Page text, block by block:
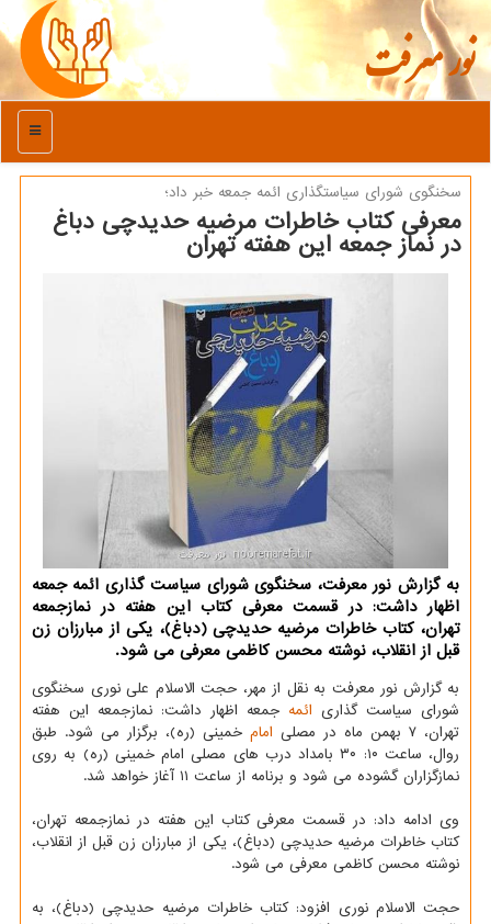
نور معرفت
منو
سخنگوی شورای سیاستگذاری ائمه جمعه خبر داد؛
معرفی کتاب خاطرات مرضیه حدیدچی دباغ
در نماز جمعه این هفته تهران
به گزارش نور معرفت، سخنگوی شورای سیاست گذاری ائمه جمعه
اظهار داشت: در قسمت معرفی کتاب این هفته در نمازجمعه
تهران، کتاب خاطرات مرضیه حدیدچی (دباغ)، یکی از مبارزان زن
قبل از انقلاب، نوشته محسن کاظمی معرفی می شود.
به گزارش نور معرفت به نقل از مهر، حجت الاسلام علی نوری سخنگوی
شورای سیاست گذاری ائمه جمعه اظهار داشت: نمازجمعه این هفته
تهران، ۷ بهمن ماه در مصلی
امام خمینی (ره)، برگزار می شود. طبق
روال، ساعت ۱۰: ۳۰ بامداد درب های مصلی امام خمینی (ره) به روی
نمازگزاران گشوده می شود و برنامه از ساعت ۱۱ آغاز خواهد شد.
وی ادامه داد: در قسمت معرفی کتاب این هفته در نمازجمعه تهران،
کتاب خاطرات مرضیه حدیدچی (دباغ)، یکی از مبارزان زن قبل از انقلاب،
نوشته محسن کاظمی معرفی می شود.
حجت الاسلام نوری افزود: کتاب خاطرات مرضیه حدیدچی (دباغ)، به